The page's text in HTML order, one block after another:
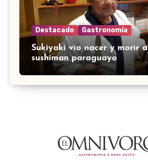
Destacado Gastronomía
Sukiyaki vio nacer y morir
sushiman paraguayo